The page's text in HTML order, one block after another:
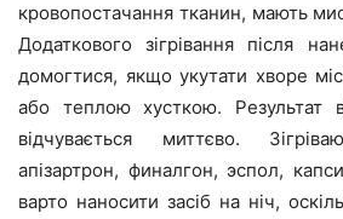
кровопостачання тканин, мають
Додаткового зігрівання після
домогтися, якщо укутати хворе
або теплою хусткою. Результат
відчувається миттєво.
апізартрон, финалгон, эспол,
варто наносити засіб на ніч,